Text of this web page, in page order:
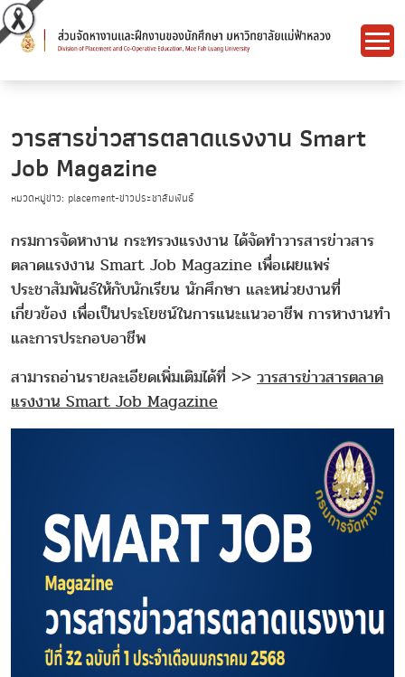
วารสารข่าวสารตลาดแรงงาน Smart
Job Magazine
หมวดหมู่ข่าว: placement-ข่าวประชาสัมพันธ์
กรมการจัดหางาน กระทรวงแรงงาน ได้จัดทำวารสารข่าวสาร
ตลาดแรงงาน Smart Job Magazine เพื่อเผยแพร่
ประชาสัมพันธ์ให้กับนักเรียน นักศึกษา และหน่วยงานที่
เกี่ยวข้อง เพื่อเป็นประโยชน์ในการแนะแนวอาชีพ การหางานทำ
และการประกอบอาชีพ
สามารถอ่านรายละเอียดเพิ่มเติมได้ที่ >> วารสารข่าวสารตลาด
แรงงาน Smart Job Magazine